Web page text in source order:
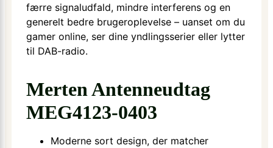
færre signaludfald, mindre interferens og en
generelt bedre brugeroplevelse – uanset om du
gamer online, ser dine yndlingsserier eller lytter
til DAB-radio.
Merten Antenneudtag
MEG4123-0403
Moderne sort design, der matcher